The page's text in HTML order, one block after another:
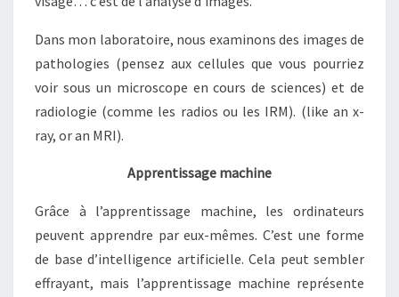
Dans mon laboratoire, nous examinons des images de
pathologies (pensez aux cellules que vous pourriez
voir sous un microscope en cours de sciences) et de
radiologie (comme les radios ou les IRM). (like an x-
ray, or an MRI).
Apprentissage machine
Grâce à l’apprentissage machine, les ordinateurs
peuvent apprendre par eux-mêmes. C’est une forme
de base d’intelligence artificielle. Cela peut sembler
effrayant, mais l’apprentissage machine représente